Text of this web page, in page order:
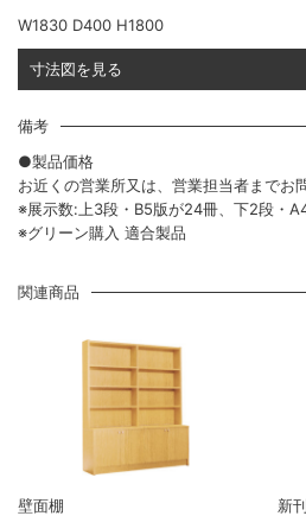
W1830 D400 H1800
寸法図を見る
備考
●製品価格
お近くの営業所又は、営業担当者までお
※展示数:上3段・B5版が24冊、下2段・
※グリーン購入 適合製品
関連商品
壁面棚 新